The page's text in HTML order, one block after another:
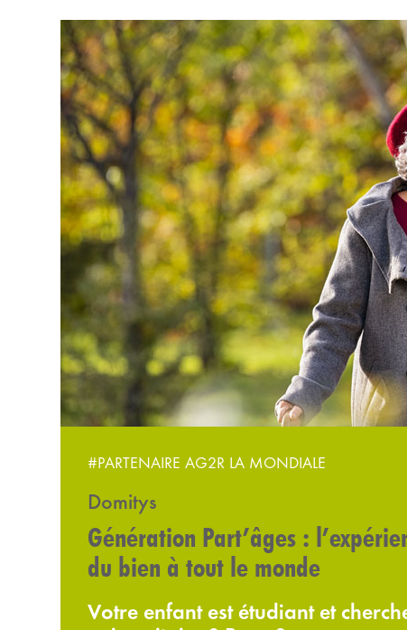
#PARTENAIRE AG2R LA MONDIALE
Domitys
Génération Part’âges :
du bien à tout le monde
Votre enfant est étudiant et